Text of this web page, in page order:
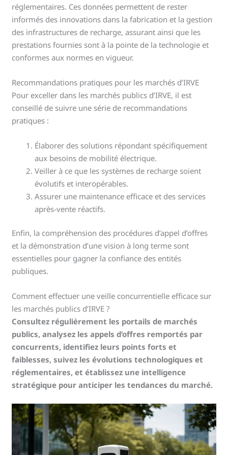
réglementaires. Ces données permettent de rester
informés des innovations dans la fabrication et la gestion
des infrastructures de recharge, assurant ainsi que les
prestations fournies sont à la pointe de la technologie et
conformes aux normes en vigueur.
Recommandations pratiques pour les marchés d’IRVE
Pour exceller dans les marchés publics d’IRVE, il est
conseillé de suivre une série de recommandations
pratiques :
Élaborer des solutions répondant spécifiquement
aux besoins de mobilité électrique.
Veiller à ce que les systèmes de recharge soient
évolutifs et interopérables.
Assurer une maintenance efficace et des services
après-vente réactifs.
Enfin, la compréhension des procédures d’appel d’offres
et la démonstration d’une vision à long terme sont
essentielles pour gagner la confiance des entités
publiques.
Comment effectuer une veille concurrentielle efficace sur
les marchés publics d’IRVE ?
Consultez régulièrement les portails de marchés
publics, analysez les appels d’offres remportés par
concurrents, identifiez leurs points forts et
faiblesses, suivez les évolutions technologiques et
réglementaires, et établissez une intelligence
stratégique pour anticiper les tendances du marché.